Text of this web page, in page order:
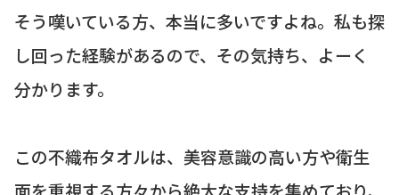
そう嘆いている方、本当に多いですよね。私も探
し回った経験があるので、その気持ち、よーく
分かります。
この不織布タオルは、美容意識の高い方や衛生
面を重視する方々から絶大な支持を集めており、